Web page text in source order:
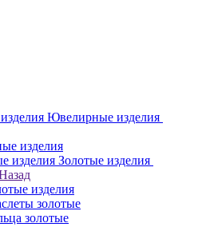
Ювелирные изделия
изделия
Золотые изделия
изделия
золотые
золотые